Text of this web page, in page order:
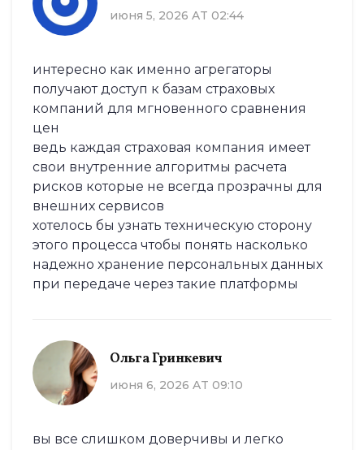
июня 5, 2026 AT 02:44
интересно как именно агрегаторы
получают доступ к базам страховых
компаний для мгновенного сравнения
цен
ведь каждая страховая компания имеет
свои внутренние алгоритмы расчета
рисков которые не всегда прозрачны для
внешних сервисов
хотелось бы узнать техническую сторону
этого процесса чтобы понять насколько
надежно хранение персональных данных
при передаче через такие платформы
Ольга Гринкевич
июня 6, 2026 AT 09:10
вы все слишком доверчивы и легко